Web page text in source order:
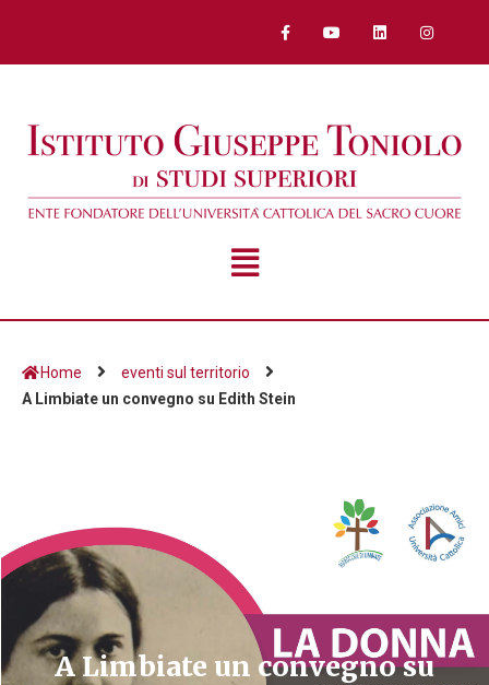
Home
eventi sul territorio
A Limbiate un convegno su Edith Stein
A Limbiate un convegno su